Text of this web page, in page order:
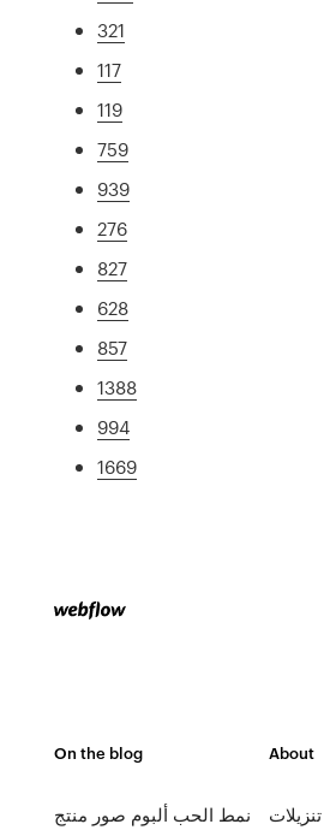
321
117
119
759
939
276
827
628
857
1388
994
1669
On the blog
نمط الحب ألبوم صور منتج
About
تنزيلات android المفتوحة